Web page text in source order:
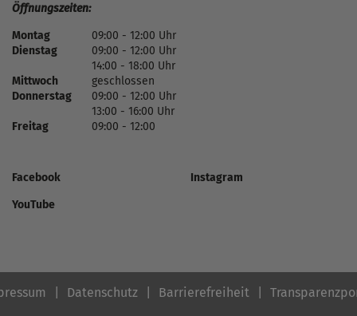
Öffnungszeiten:
Montag
09:00 - 12:00 Uhr
Dienstag
09:00 - 12:00 Uhr
14:00 - 18:00 Uhr
Mittwoch
geschlossen
Donnerstag
09:00 - 12:00 Uhr
13:00 - 16:00 Uhr
Freitag
09:00 - 12:00
Facebook
Instagram
YouTube
Datenschutz Barrierefreiheit